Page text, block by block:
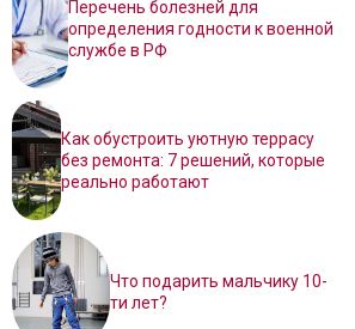
Перечень болезней для
определения годности к военной
службе в РФ
Как обустроить уютную террасу
без ремонта: 7 решений, которые
реально работают
Что подарить мальчику 10-
ти лет?